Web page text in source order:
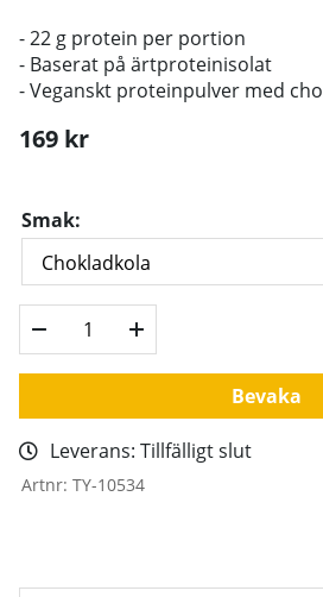
- 22 g protein per portion
- Baserat på ärtproteinisolat
- Veganskt proteinpulver med
169 kr
Smak:
Bevaka
Leverans: Tillfälligt slut
Artnr: TY-10534